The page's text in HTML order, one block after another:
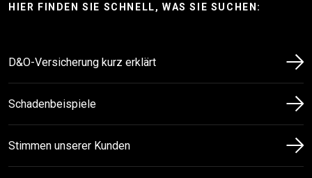
HIER FINDEN SIE SCHNELL, WAS SIE SUCHEN:
D&O-Versicherung kurz erklärt
Schaden­beispiele
Stimmen unserer Kunden